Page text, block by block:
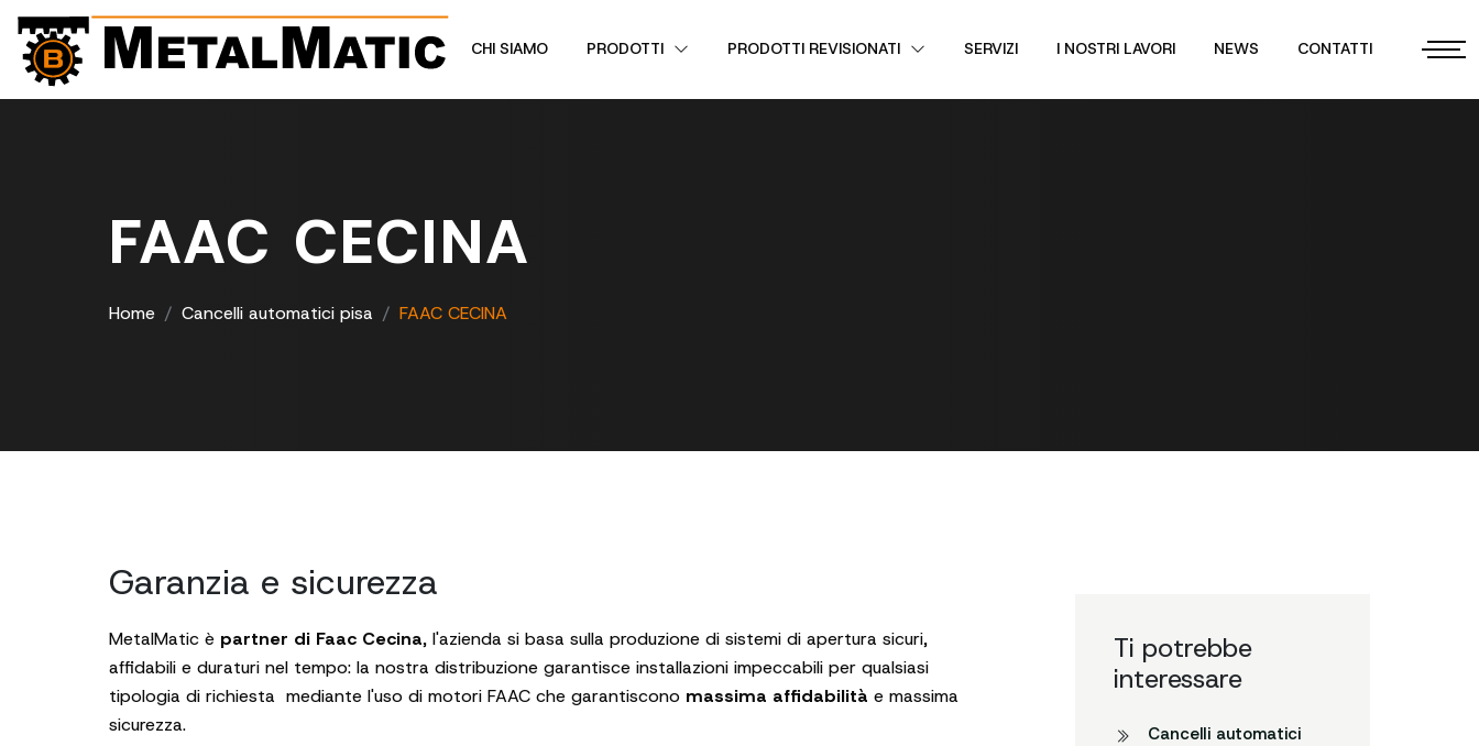
CHI SIAMO PRODOTTI PRODOTTI REVISIONATI SERVIZI I NOSTRI LAVORI NEWS CONTATTI
FAAC CECINA
Home Cancelli automatici pisa FAAC CECINA
Garanzia e sicurezza
MetalMatic è partner di Faac Cecina, l'azienda si basa sulla produzione di sistemi di apertura sicuri,
affidabili e duraturi nel tempo: la nostra distribuzione garantisce installazioni impeccabili per qualsiasi
tipologia di richiesta mediante l'uso di motori FAAC che garantiscono massima affidabilità e massima
sicurezza.
Ti potrebbe
interessare
CancelIi automatici